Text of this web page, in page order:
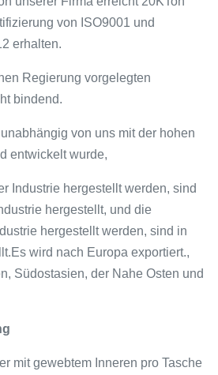
von ISO9001 und
erhalten.
Regierung vorgelegten
bindend.
von uns mit der hohen
entwickelt wurde,
Industrie hergestellt werden, sind
hergestellt, und die
hergestellt werden, sind in
wird nach Europa exportiert.,
Südostasien, der Nahe Osten und
mit gewebtem Inneren pro Tasche